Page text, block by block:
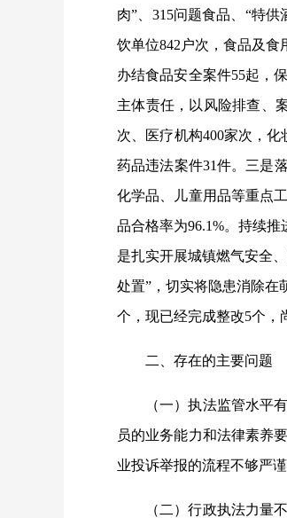
肉”、315问题食品、“特
饮单位842户次，食品及食
办结食品安全案件55起，
主体责任，以风险排查、
次、医疗机构400家次，
药品违法案件31件。三是
化学品、儿童用品等重点
品合格率为96.1%。持续
是扎实开展城镇燃气安全
处置”，切实将隐患消除在
个，现已经完成整改5个，
二、存在的主要问题
（一）执法监管水平
员的业务能力和法律素养
业投诉举报的流程不够严谨
（二）行政执法力量